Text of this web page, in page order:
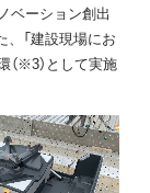
ベーション創出
、「建設現場にお
（※3）として実施